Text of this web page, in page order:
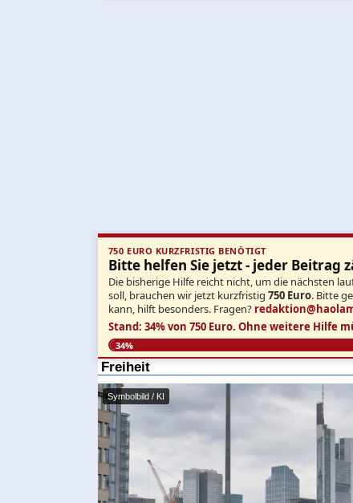
750 EURO KURZFRISTIG BENÖTIGT
Bitte helfen Sie jetzt - jeder Beitrag
Die bisherige Hilfe reicht nicht, um die nächsten
soll, brauchen wir jetzt kurzfristig 750 Euro. Bitte
kann, hilft besonders. Fragen?
Stand: 34% von 750 Euro. Ohne weitere Hilfe
34%
Freiheit
Symbolbild / KI